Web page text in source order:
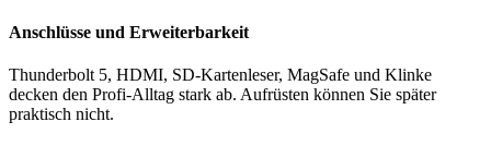
Anschlüsse und Erweiterbarkeit
Thunderbolt 5, HDMI, SD-Kartenleser, MagSafe und Klinke
decken den Profi-Alltag stark ab. Aufrüsten können Sie später
praktisch nicht.